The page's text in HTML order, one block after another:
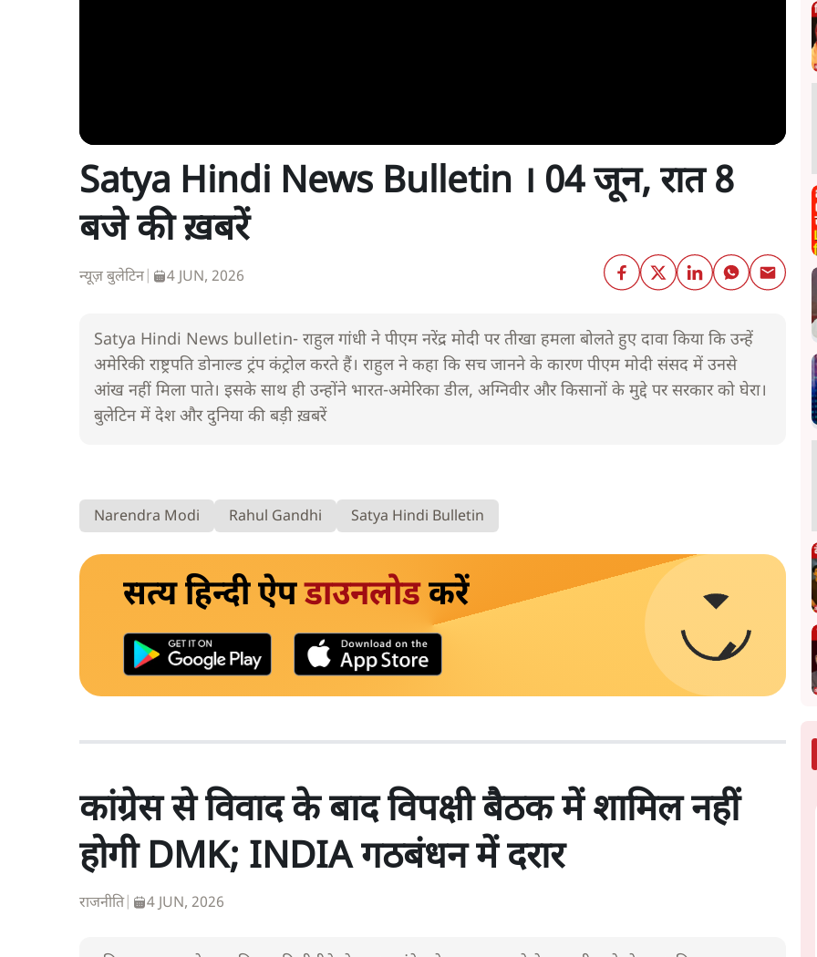
Satya Hindi News Bulletin । 04 जून, रात 8
बजे की ख़बरें
न्यूज़ बुलेटिन| 4 JUN, 2026
Satya Hindi News bulletin- राहुल गांधी ने पीएम नरेंद्र मोदी पर तीखा हमला बोलते हुए दावा किया कि उन्हें
अमेरिकी राष्ट्रपति डोनाल्ड ट्रंप कंट्रोल करते हैं। राहुल ने कहा कि सच जानने के कारण पीएम मोदी संसद में उनसे
आंख नहीं मिला पाते। इसके साथ ही उन्होंने भारत-अमेरिका डील, अग्निवीर और किसानों के मुद्दे पर सरकार को घेरा।
बुलेटिन में देश और दुनिया की बड़ी ख़बरें
Narendra Modi Rahul Gandhi Satya Hindi Bulletin
सत्य हिन्दी ऐपडाउनलोडकरें
कांग्रेस से विवाद के बाद विपक्षी बैठक में शामिल नहीं
होगी DMK; INDIA गठबंधन में दरार
राजनीति| 4 JUN, 2026